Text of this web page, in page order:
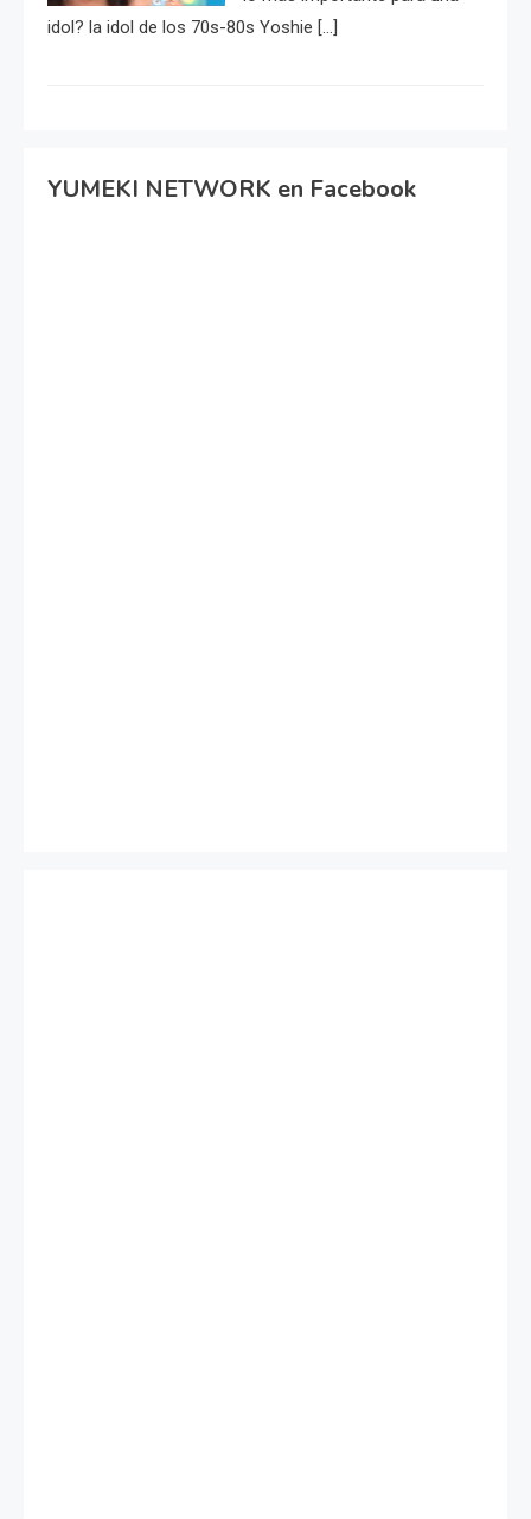
idol? la idol de los 70s-80s Yoshie […]
YUMEKI NETWORK en Facebook